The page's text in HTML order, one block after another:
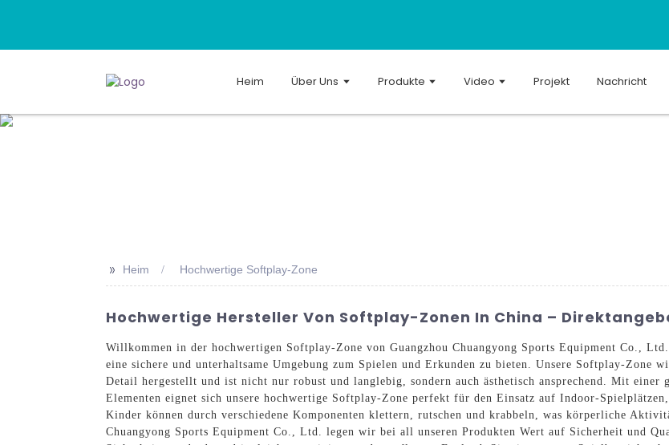
Heim Über Uns Produkte Video Projekt Nachricht
>> Heim Hochwertige Softplay-Zone
Hochwertige Hersteller Von Softplay-Zonen In China –
Willkommen in der hochwertigen Softplay-Zone von Guangzhou Chuangyong Sports Equipment Co.,
eine sichere und unterhaltsame Umgebung zum Spielen und Erkunden zu bieten. Unsere Softplay-Zone
Detail hergestellt und ist nicht nur robust und langlebig, sondern auch ästhetisch ansprechend. Mit einer
Elementen eignet sich unsere hochwertige Softplay-Zone perfekt für den Einsatz auf Indoor-
Kinder können durch verschiedene Komponenten klettern, rutschen und krabbeln, was körperliche
Chuangyong Sports Equipment Co., Ltd. legen wir bei all unseren Produkten Wert auf Sicherheit und